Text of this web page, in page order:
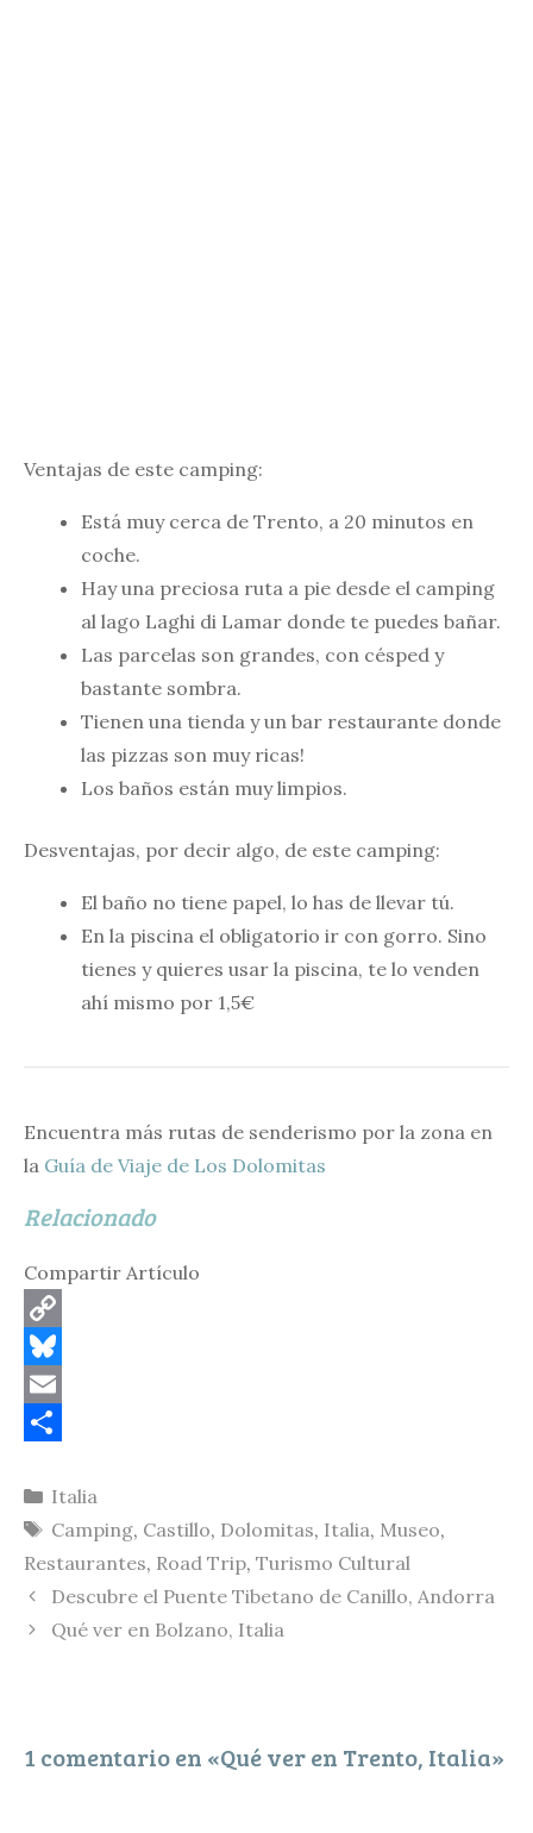
Ventajas de este camping:
Está muy cerca de Trento, a 20 minutos en
coche.
Hay una preciosa ruta a pie desde el camping
al lago Laghi di Lamar donde te puedes bañar.
Las parcelas son grandes, con césped y
bastante sombra.
Tienen una tienda y un bar restaurante donde
las pizzas son muy ricas!
Los baños están muy limpios.
Desventajas, por decir algo, de este camping:
El baño no tiene papel, lo has de llevar tú.
En la piscina el obligatorio ir con gorro. Sino
tienes y quieres usar la piscina, te lo venden
ahí mismo por 1,5€
Encuentra más rutas de senderismo por la zona en
la Guía de Viaje de Los Dolomitas
Relacionado
Compartir Artículo
C
o
p
L
i
n
B
e
s
k
E
a
i
l
o
m
p
r
Categorías
Italia
Etiquetas
Camping, Castillo, Dolomitas, Italia, Museo,
Restaurantes, Road Trip, Turismo Cultural
Descubre el Puente Tibetano de Canillo, Andorra
Qué ver en Bolzano, Italia
1 comentario en «Qué ver en Trento, Italia»